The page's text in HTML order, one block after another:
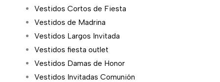
Vestidos Cortos de Fiesta
Vestidos de Madrina
Vestidos Largos Invitada
Vestidos fiesta outlet
Vestidos Damas de Honor
Vestidos Invitadas Comunión